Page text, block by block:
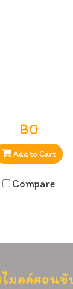
฿0
Add to Cart
Compare
ไมลล์สอน